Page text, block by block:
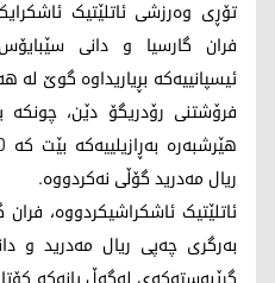
تۆڕی وەرزشی ئاتلێتیک
فران گارسیا و دانی
ئیسپانییەکە بڕیاریداوە گوێ
فرۆشتنی رۆدریگۆ دێن، چونکە
ریال مەدرید گۆڵی نەکردووە.
ئاتلێتیک ئاشکراشیکردووە،